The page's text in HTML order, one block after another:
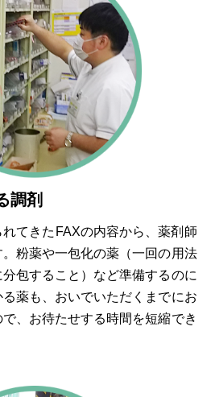
調剤
てきたFAXの内容から、薬剤師
粉薬や一包化の薬（一回の用法
包すること）など準備するのに
薬も、おいでいただくまでにお
、お待たせする時間を短縮でき